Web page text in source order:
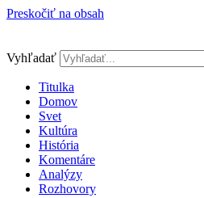
Preskočiť na obsah
Vyhľadať
Titulka
Domov
Svet
Kultúra
História
Komentáre
Analýzy
Rozhovory